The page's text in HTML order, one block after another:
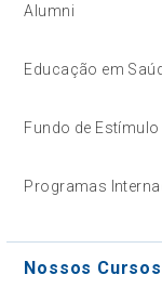
Alumni
Educação em
Fundo de
Programas
Nossos Cursos